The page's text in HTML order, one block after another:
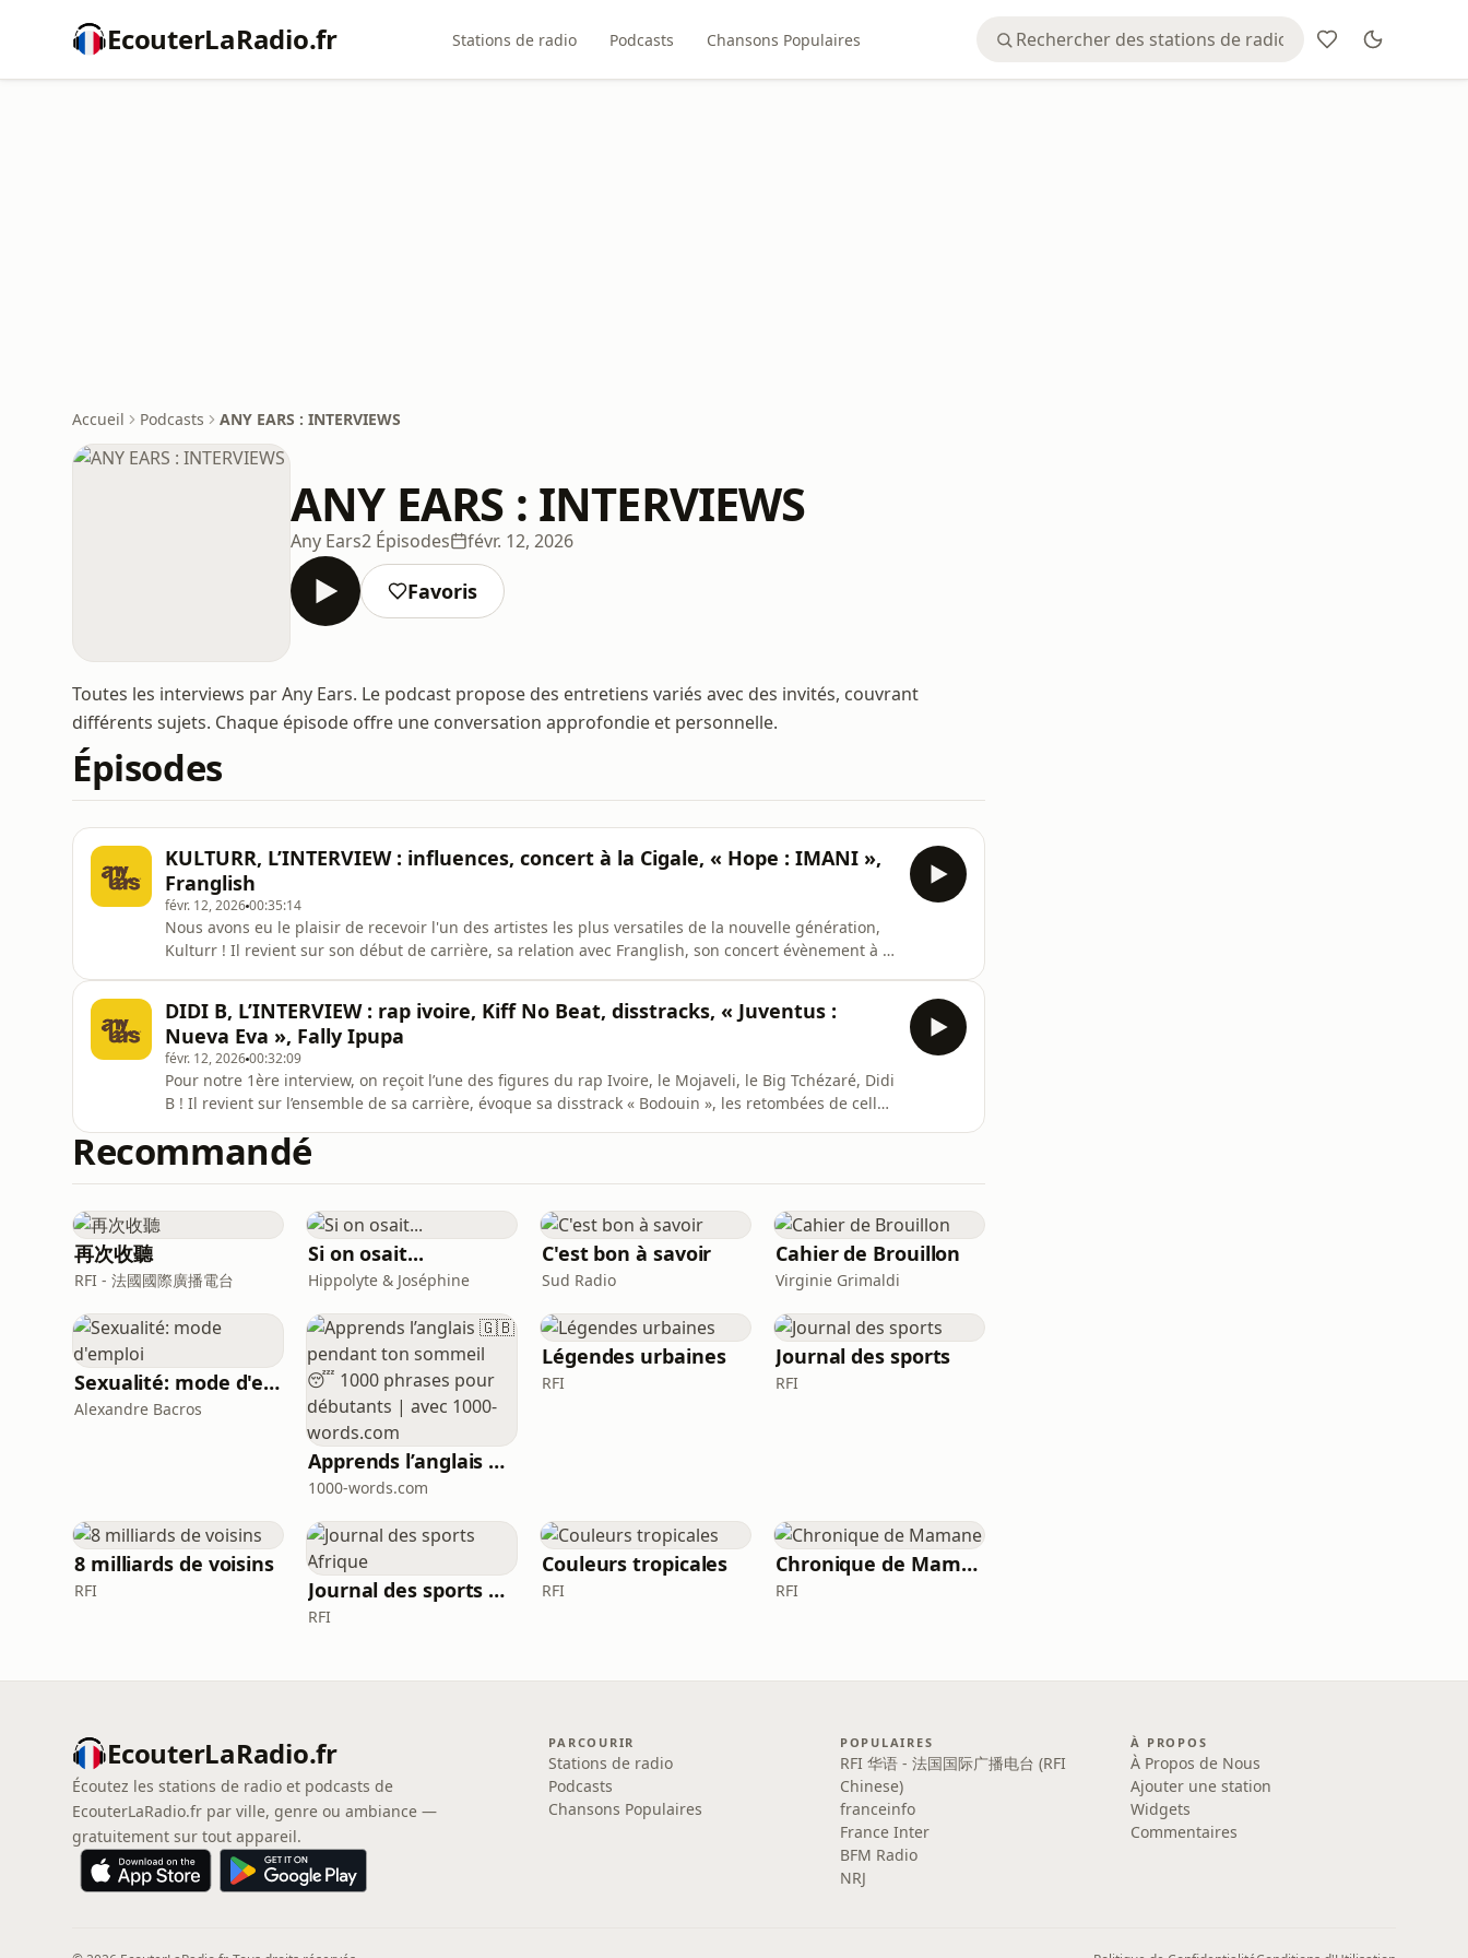
EcouterLaRadio.fr Stations de radio Podcasts Chansons Populaires
Accueil Podcasts ANY EARS : INTERVIEWS
ANY EARS : INTERVIEWS
Any Ears2 Épisodes févr. 12, 2026
Favoris
Toutes les interviews par Any Ears. Le podcast propose des entretiens variés avec des invités, couvrant
différents sujets. Chaque épisode offre une conversation approfondie et personnelle.
Épisodes
KULTURR, L’INTERVIEW : influences, concert à la Cigale, « Hope : IMANI »,
Franglish
févr. 12, 202600:35:14
Nous avons eu le plaisir de recevoir l'un des artistes les plus versatiles de la nouvelle génération,
Kulturr ! Il revient sur son début de carrière, sa relation avec Franglish, son concert évènement à la
DIDI B, L’INTERVIEW : rap ivoire, Kiff No Beat, disstracks, « Juventus :
Nueva Eva », Fally Ipupa
févr. 12, 202600:32:09
Pour notre 1ère interview, on reçoit l’une des figures du rap Ivoire, le Mojaveli, le Big Tchézaré, Didi
B ! Il revient sur l’ensemble de sa carrière, évoque sa disstrack « Bodouin », les retombées de celle-
les plateformes !
Recommandé
再次收聽
RFI - 法國國際廣播電台
Si on osait...
Hippolyte & Joséphine
C'est bon à savoir
Sud Radio
Cahier de Brouillon
Virginie Grimaldi
Sexualité: mode d'emploi
Alexandre Bacros
Apprends l’anglais 🇬🇧 pendant ton sommeil 😴 1000 phrases pour débutants | avec 1000-words.com
1000-words.com
Légendes urbaines
RFI
Journal des sports
RFI
8 milliards de voisins
RFI Journal des sports Afrique
RFI
Couleurs tropicales
RFI
Chronique de Mamane
RFI
EcouterLaRadio.fr
Écoutez les stations de radio et podcasts de
EcouterLaRadio.fr par ville, genre ou ambiance —
gratuitement sur tout appareil.
PARCOURIR
Stations de radio
Podcasts
Chansons Populaires
POPULAIRES
RFI 华语 - 法国国际广播电台 (RFI
Chinese)
franceinfo
France Inter
BFM Radio
NRJ
À PROPOS
À Propos de Nous
Ajouter une station
Widgets
Commentaires